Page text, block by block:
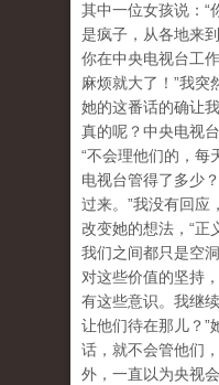
其中一位女孩说：“
是疯子，从各地来
你在中央电视台工
麻烦就大了！”我突
她的这番话的确让
真的呢？中央电视
“不会理他们的，每
电视台管得了多少
过来。”我没有回应
改变她的想法，“正
我们之间都只是空
对这些价值的坚持
有这些意识。我继
让他们待在那儿？”
话，就不会管他们
外，一直以为央视